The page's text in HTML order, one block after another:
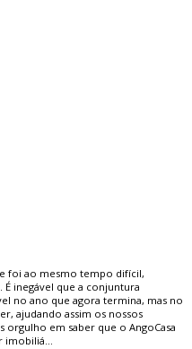
foi ao mesmo tempo difícil,
inegável que a conjuntura
no ano que agora termina, mas no
ajudando assim os nossos
orgulho em saber que o AngoCasa
imobiliá...